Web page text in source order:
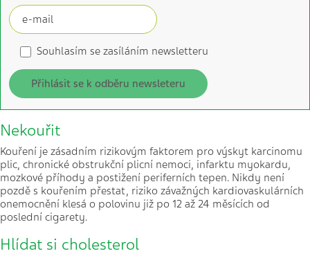
Souhlasím se zasíláním newsletteru
Přihlásit se k odběru newsleteru
Nekouřit
Kouření je zásadním rizikovým faktorem pro výskyt karcinomu
plic, chronické obstrukční plicní nemoci, infarktu myokardu,
mozkové příhody a postižení periferních tepen. Nikdy není
pozdě s kouřením přestat, riziko závažných kardiovaskulárních
onemocnění klesá o polovinu již po 12 až 24 měsících od
poslední cigarety.
Hlídat si cholesterol